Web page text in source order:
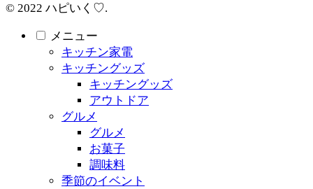
© 2022 ハピいく♡.
メニュー
キッチン家電
キッチングッズ
キッチングッズ
アウトドア
グルメ
グルメ
お菓子
調味料
季節のイベント